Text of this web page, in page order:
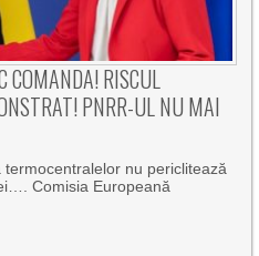
COMANDA! RISCUL
PNRR-UL NU MAI
nu periclitează
Comisia Europeană